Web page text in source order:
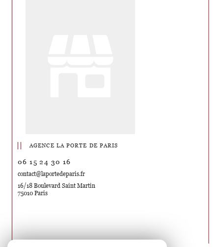
AGENCE LA PORTE DE PARIS
06 15 24 30 16
contact@laportedeparis.fr
16/18 Boulevard Saint Martin
75010 Paris